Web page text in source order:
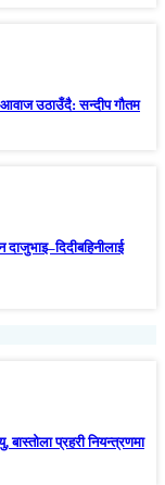
उठाउँदै: सन्दीप गौतम
प्रहरी नियन्त्रणमा